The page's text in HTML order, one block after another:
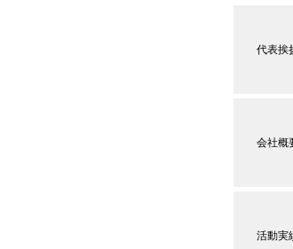
代表挨
会社概
活動実